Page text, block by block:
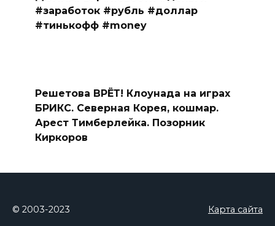
#заработок #рубль #доллар
#тинькофф #money
Решетова ВРЁТ! Клоунада на играх
БРИКС. Северная Корея, кошмар.
Арест Тимберлейка. Позорник
Киркоров
© 2003-2023 Карта сайта